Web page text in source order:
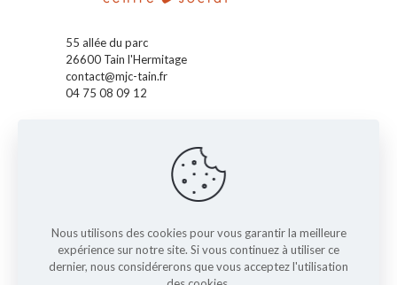
55 allée du parc
26600 Tain l'Hermitage
contact@mjc-tain.fr
04 75 08 09 12
Nos actus
Nous utilisons des cookies pour vous garantir la meilleure
expérience sur notre site. Si vous continuez à utiliser ce
dernier, nous considérerons que vous acceptez l'utilisation